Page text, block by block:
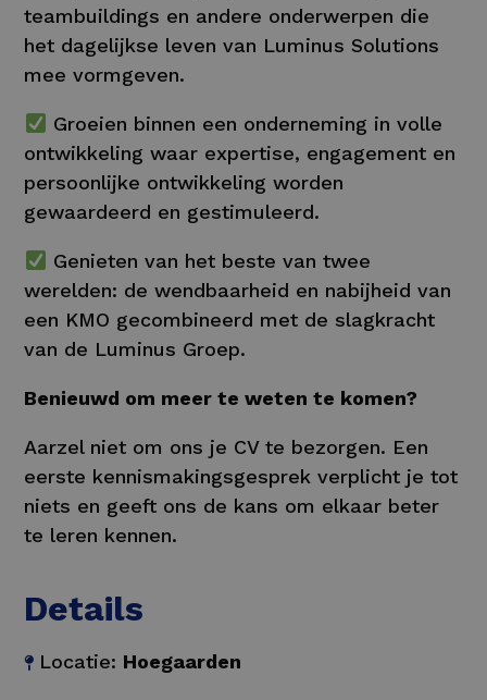
teambuildings en andere onderwerpen die
het dagelijkse leven van Luminus Solutions
mee vormgeven.
Groeien binnen een onderneming in volle
ontwikkeling waar expertise, engagement en
persoonlijke ontwikkeling worden
gewaardeerd en gestimuleerd.
Genieten van het beste van twee
werelden: de wendbaarheid en nabijheid van
een KMO gecombineerd met de slagkracht
van de Luminus Groep.
Benieuwd om meer te weten te komen?
Aarzel niet om ons je CV te bezorgen. Een
eerste kennismakingsgesprek verplicht je tot
niets en geeft ons de kans om elkaar beter
te leren kennen.
Details
Locatie: Hoegaarden